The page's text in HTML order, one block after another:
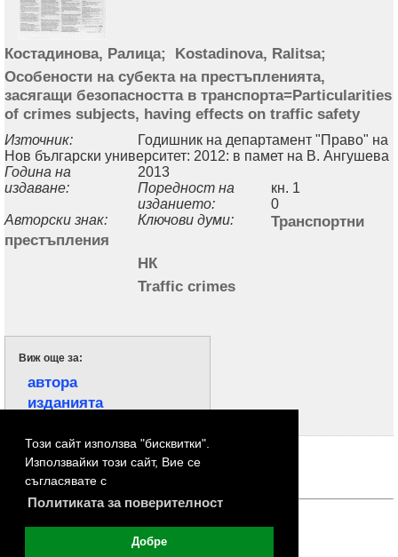
Този сайт използва "бисквитки".
Използвайки този сайт, Вие се
съгласявате с
Политиката за поверителност
Добре
Костадинова, Ралица; Kostadinova, Ralitsa;
Особености на субекта на престъпленията,
засягащи безопасността в транспорта=Particularities
of crimes subjects, having effects on traffic safety
Източник:
Годишник на департамент "Право" на
Нов български университет: 2012: в памет на В. Ангушева
Година на
издаване:
2013
Поредност на
изданието:
кн. 1
Авторски знак:
0
Ключови думи:
Транспортни
престъпления
НК
Traffic crimes
Виж още за:
автора
изданията
Страници: